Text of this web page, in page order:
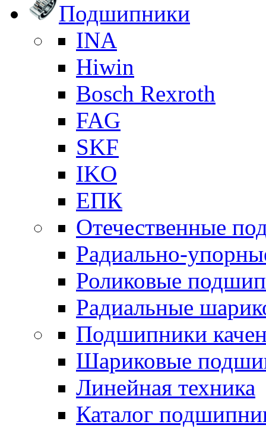
Подшипники
INA
Hiwin
Bosch Rexroth
FAG
SKF
IKO
ЕПК
Отечественные
Радиально-
Роликовые
Радиальные
Подшипники
Шариковые
Линейная техника
Каталог